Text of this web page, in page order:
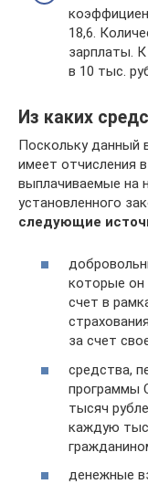
18,6.
зарплаты.
в 10 тыс.
Из каких
Поскольку данный
имеет отчисления
выплачиваемые на
установленного
следующие
которые он
счет в
за счет
средства,
программы
тысяч
каждую
денежные